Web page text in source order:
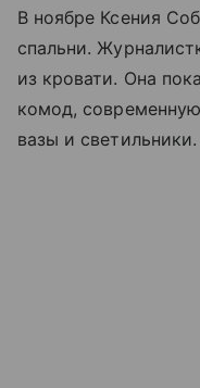
В ноябре Ксения
спальни.
из кровати. Она
комод,
вазы и светильники.